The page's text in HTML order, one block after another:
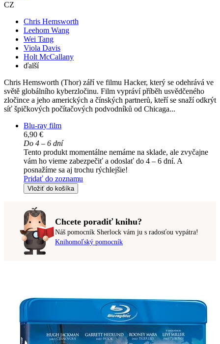
CZ
Chris Hemsworth
Leehom Wang
Wei Tang
Viola Davis
Holt McCallany
ďalší
Chris Hemsworth (Thor) září ve filmu Hacker, který se odehrává ve
světě globálního kyberzločinu. Film vypráví příběh usvědčeného
zločince a jeho amerických a čínských partnerů, kteří se snaží odkrýt
síť špičkových počítačových podvodníků od Chicaga...
Blu-ray film
6,90 €
Do 4 – 6 dní
Tento produkt momentálne nemáme na sklade, ale zvyčajne
vám ho vieme zabezpečiť a odoslať do 4 – 6 dní. A
posnažíme sa aj trochu rýchlejšie!
Pridať do zoznamu
Vložiť do košíka
Chcete poradiť knihu?
Náš pomocník Sherlock vám ju s radosťou vypátra!
Knihomoľský pomocník